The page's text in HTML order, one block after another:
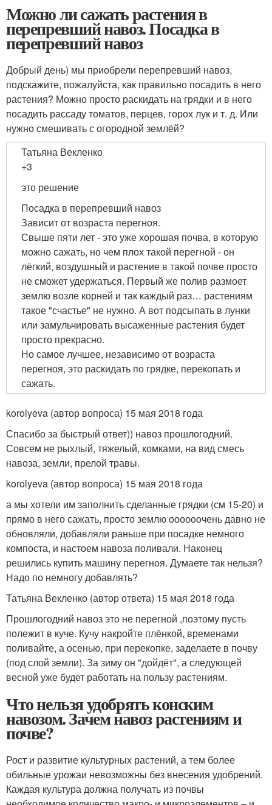
Можно ли сажать растения в
перепревший навоз. Посадка в
перепревший навоз
Добрый день) мы приобрели перепревший навоз,
подскажите, пожалуйста, как правильно посадить в него
растения? Можно просто раскидать на грядки и в него
посадить рассаду томатов, перцев, горох лук и т. д. Или
нужно смешивать с огородной землёй?
Татьяна Векленко
+3
это решение
Посадка в перепревший навоз
Зависит от возраста перегноя.
Свыше пяти лет - это уже хорошая почва, в которую
можно сажать, но чем плох такой перегной - он
лёгкий, воздушный и растение в такой почве просто
не сможет удержаться. Первый же полив размоет
землю возле корней и так каждый раз… растениям
такое "счастье" не нужно. А вот подсыпать в лунки
или замульчировать высаженные растения будет
просто прекрасно.
Но самое лучшее, независимо от возраста
перегноя, это раскидать по грядке, перекопать и
сажать.
korolyeva (автор вопроса) 15 мая 2018 года
Спасибо за быстрый ответ)) навоз прошлогодний.
Совсем не рыхлый, тяжелый, комками, на вид смесь
навоза, земли, прелой травы.
korolyeva (автор вопроса) 15 мая 2018 года
а мы хотели им заполнить сделанные грядки (см 15-20) и
прямо в него сажать, просто землю оооооочень давно не
обновляли, добавляли раньше при посадке немного
компоста, и настоем навоза поливали. Наконец
решились купить машину перегноя. Думаете так нельзя?
Надо по немногу добавлять?
Татьяна Векленко (автор ответа) 15 мая 2018 года
Прошлогодний навоз это не перегной ,поэтому пусть
полежит в куче. Кучу накройте плёнкой, временами
поливайте, а осенью, при перекопке, заделаете в почву
(под слой земли). За зиму он "дойдёт", а следующей
весной уже будет работать на пользу растениям.
Что нельзя удобрять конским
навозом. Зачем навоз растениям и
почве?
Рост и развитие культурных растений, а тем более
обильные урожаи невозможны без внесения удобрений.
Каждая культура должна получать из почвы